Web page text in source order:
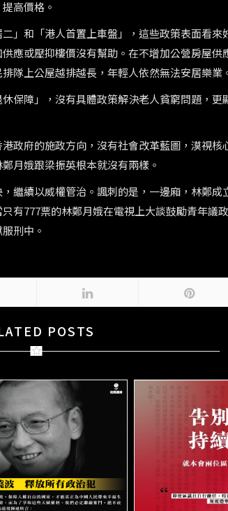
高價格。
」和「港人首置上車盤」，這些政策表面看來
應或壓抑樓價沒有幫助。在不增加公營房屋供
隊上公屋越排越長，年輕人依然無法安居樂業
保障」，沒有具體政策解決老人貧窮問題，更
政府的施政方向，沒有社會改革藍圖，漠視核
月娥跟梁振英根本就沒有兩樣。
繼續以威權管治。諷刺的是，一邊廂，林鄭成
有777票的林鄭月娥在電視上大談鼓勵青年議
刑中。
POSTS